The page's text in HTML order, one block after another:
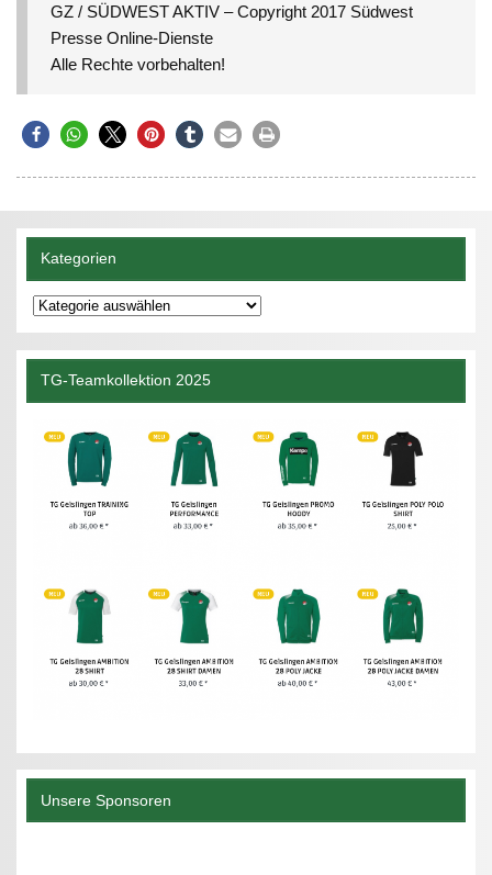
GZ / SÜDWEST AKTIV – Copyright 2017 Südwest
Presse Online-Dienste
Alle Rechte vorbehalten!
Kategorien
Kategorien
TG-Teamkollektion 2025
Unsere Sponsoren